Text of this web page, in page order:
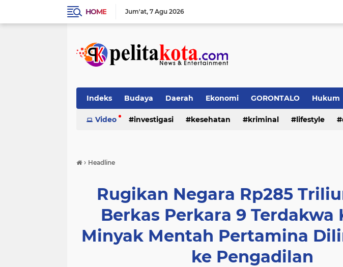
HOME Jum'at 7 Agu 2026
Indeks Budaya Daerah Ekonomi GORONTALO Hukum
Pendidikan Politik Sosial
Video investigasi kesehatan kriminal lifestyle
› Headline
Rugikan Negara Rp285
Berkas Perkara 9 Terdakwa
Minyak Mentah Pertamina
ke Pengadilan